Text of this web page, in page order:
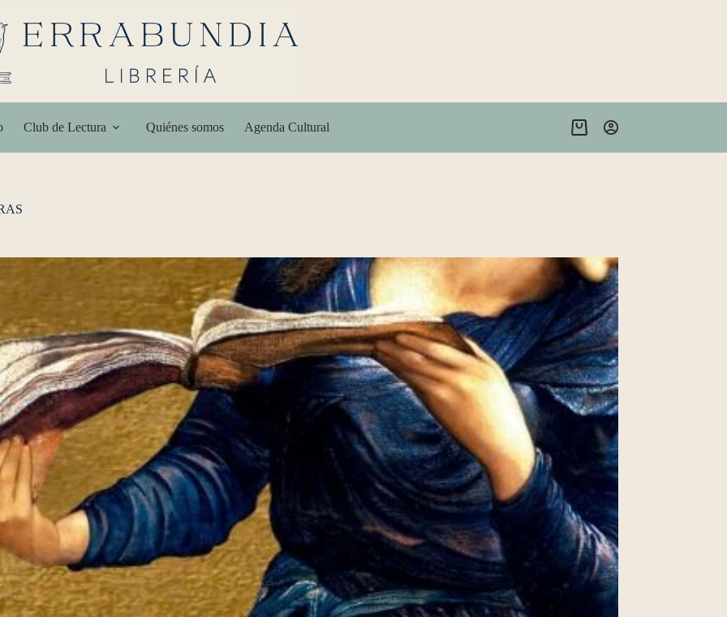
Club de Lectura Quiénes somos Agenda Cultural